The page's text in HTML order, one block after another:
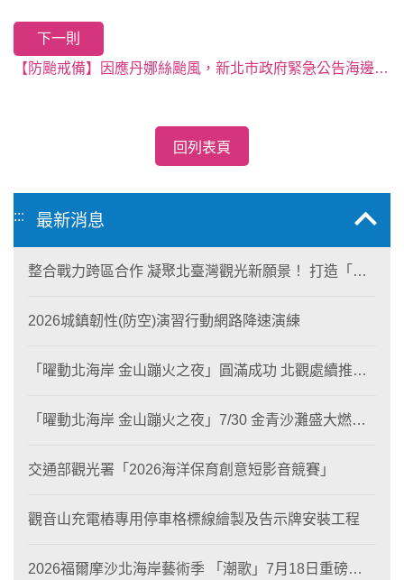
下一則
【防颱戒備】因應丹娜絲颱風，新北市政府緊急公告海邊請勿靠近
回列表頁
::: 最新消息
整合戰力跨區合作 凝聚北臺灣觀光新願景！ 打造「生
2026城鎮韌性(防空)演習行動網路降速演練
「曜動北海岸 金山蹦火之夜」圓滿成功 北觀處續推照
「曜動北海岸 金山蹦火之夜」7/30 金青沙灘盛大燃
交通部觀光署「2026海洋保育創意短影音競賽」
觀音山充電樁專用停車格標線繪製及告示牌安裝工程
2026福爾摩沙北海岸藝術季 「潮歌」7月18日重磅登